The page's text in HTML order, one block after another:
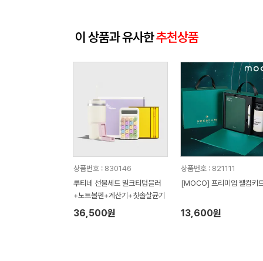
이 상품과 유사한추천상품
상품번호 : 830146
루티네 선물세트 밀크티텀블러
+노트볼펜+계산기+칫솔살균기
36,500원
상품번호 : 821111
[MOCO] 프리미엄 웰컴키
13,600원